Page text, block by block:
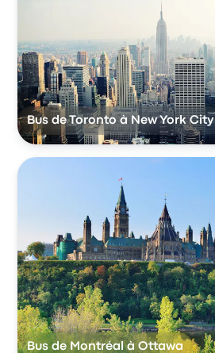
Bus de Toronto à New York City
Bus de Montréal à Ottawa